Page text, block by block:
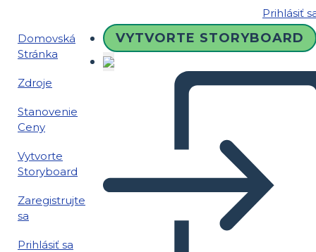
Prihlásiť
Domovská
Stránka
Zdroje
Stanovenie
Ceny
Vytvorte
Storyboard
Zaregistrujte
sa
Prihlásiť sa
VYTVORTE STORYBOARD